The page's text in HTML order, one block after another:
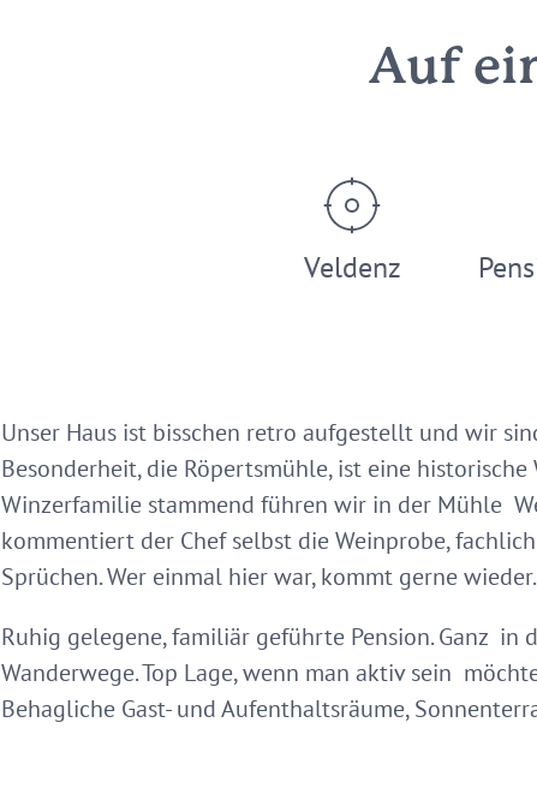
Auf
Veldenz
Unser Haus ist bisschen retro aufgestellt und wir
Besonderheit, die Röpertsmühle, ist eine
Winzerfamilie stammend führen wir in der Mühle
kommentiert der Chef selbst die Weinprobe,
Sprüchen. Wer einmal hier war, kommt gerne wieder.
Ruhig gelegene, familiär geführte Pension. Ganz in
Wanderwege. Top Lage, wenn man aktiv sein
Behagliche Gast- und Aufenthaltsräume,